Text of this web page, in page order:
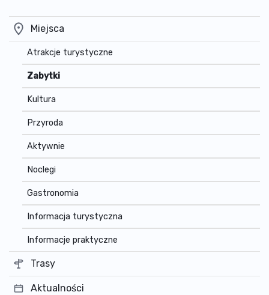
Miejsca
Atrakcje turystyczne
Zabytki
Kultura
Przyroda
Aktywnie
Noclegi
Gastronomia
Informacja turystyczna
Informacje praktyczne
Trasy
Aktualności